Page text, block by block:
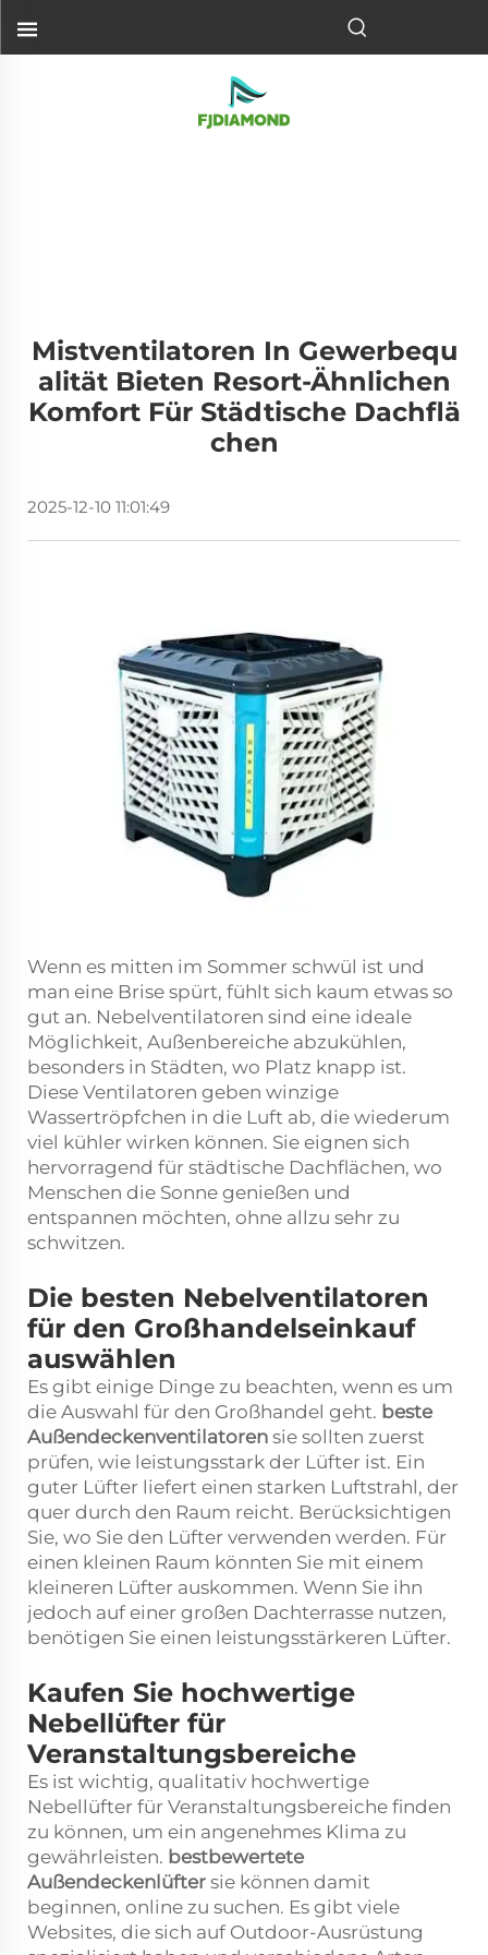
Mistventilatoren In Gewerbequ
Alität Bieten Resort-Ähnlichen
Komfort Für Städtische Dachflä
Chen
2025-12-10 11:01:49
Wenn es mitten im Sommer schwül ist und
man eine Brise spürt, fühlt sich kaum etwas so
gut an. Nebelventilatoren sind eine ideale
Möglichkeit, Außenbereiche abzukühlen,
besonders in Städten, wo Platz knapp ist.
Diese Ventilatoren geben winzige
Wassertröpfchen in die Luft ab, die wiederum
viel kühler wirken können. Sie eignen sich
hervorragend für städtische Dachflächen, wo
Menschen die Sonne genießen und
entspannen möchten, ohne allzu sehr zu
schwitzen.
Die besten Nebelventilatoren
für den Großhandelseinkauf
auswählen
Es gibt einige Dinge zu beachten, wenn es um
die Auswahl für den Großhandel geht. beste
Außendeckenventilatoren sie sollten zuerst
prüfen, wie leistungsstark der Lüfter ist. Ein
guter Lüfter liefert einen starken Luftstrahl, der
quer durch den Raum reicht. Berücksichtigen
Sie, wo Sie den Lüfter verwenden werden. Für
einen kleinen Raum könnten Sie mit einem
kleineren Lüfter auskommen. Wenn Sie ihn
jedoch auf einer großen Dachterrasse nutzen,
benötigen Sie einen leistungsstärkeren Lüfter.
Kaufen Sie hochwertige
Nebellüfter für
Veranstaltungsbereiche
Es ist wichtig, qualitativ hochwertige
Nebellüfter für Veranstaltungsbereiche finden
zu können, um ein angenehmes Klima zu
gewährleisten. bestbewertete
Außendeckenlüfter sie können damit
beginnen, online zu suchen. Es gibt viele
Websites, die sich auf Outdoor-Ausrüstung